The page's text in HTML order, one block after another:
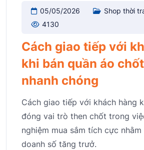
05/05/2026
Shop thời
4130
Cách giao tiếp với
khi bán quần áo
nhanh chóng
Cách giao tiếp với khách hàng
đóng vai trò then chốt trong
nghiệm mua sắm tích cực
doanh số tăng trưở.